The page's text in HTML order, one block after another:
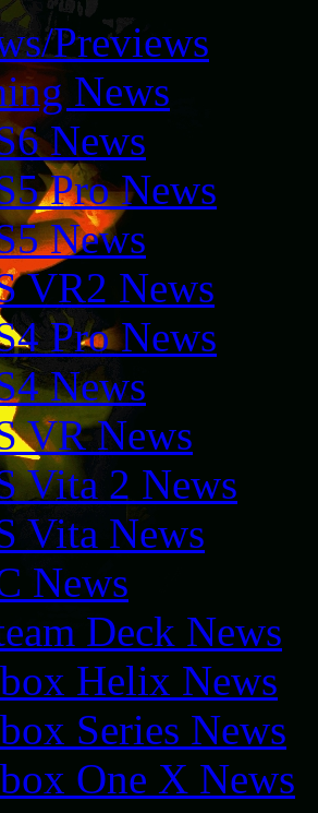
Previews
News
News
Pro News
News
VR2 News
Pro News
News
VR News
Vita 2 News
Vita News
News
Deck News
Helix News
Series News
One X News